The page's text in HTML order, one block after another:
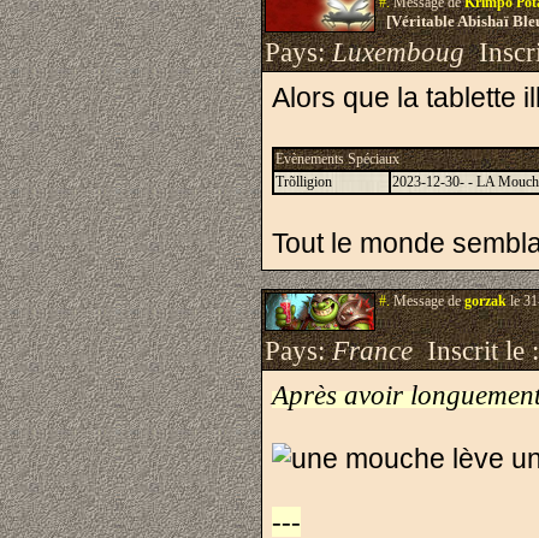
[Véritable Abishaï
Pays:Luxemboug
Alors que la tablette
Evènements Spéciaux
Trõlligion
2023-12-30- - LA
Tout le monde
#.Message degorzakle
Pays:FranceInscrit le
Après avoir
---